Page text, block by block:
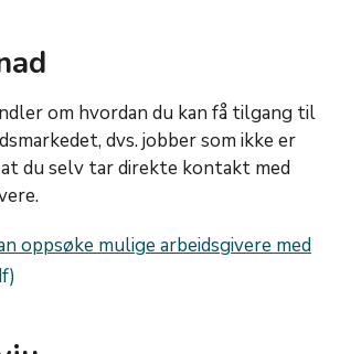
om hvordan du kan få tilgang til
dvs. jobber som ikke er
du selv tar direkte kontakt med
oppsøke mulige arbeidsgivere med